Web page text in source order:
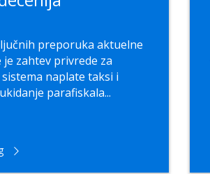
preporuka aktuelne
je zahtev privrede za
naplate taksi i
parafiskala...